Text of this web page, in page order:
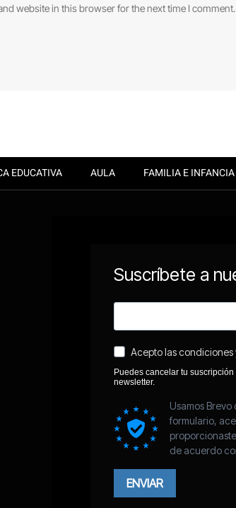
website in this browser for the next time I comment.
EDUCATIVA AULA FAMILIA E INFANCIA